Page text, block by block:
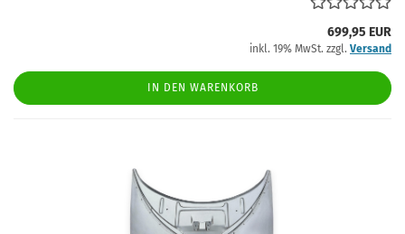
699,95 EUR
inkl. 19% MwSt. zzgl. Versand
IN DEN WARENKORB